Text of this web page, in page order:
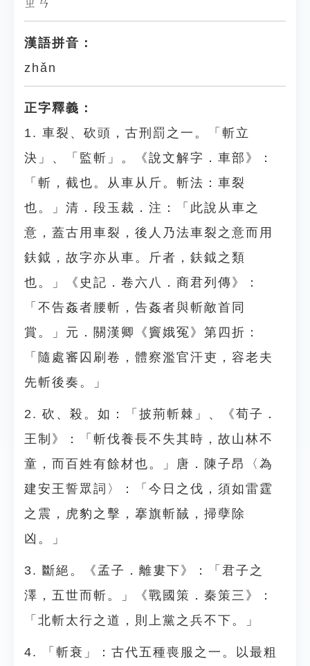
ㄓㄢˇ
漢語拼音：
zhǎn
正字釋義：
1. 車裂、砍頭，古刑罰之一。「斬立
決」、「監斬」。《說文解字．車部》：
「斬，截也。从車从斤。斬法：車裂
也。」清．段玉裁．注：「此說从車之
意，蓋古用車裂，後人乃法車裂之意而用
鈇鉞，故字亦从車。斤者，鈇鉞之類
也。」《史記．卷六八．商君列傳》：
「不告姦者腰斬，告姦者與斬敵首同
賞。」元．關漢卿《竇娥冤》第四折：
「隨處審囚刷卷，體察濫官汗吏，容老夫
先斬後奏。」
2. 砍、殺。如：「披荊斬棘」、《荀子．
王制》：「斬伐養長不失其時，故山林不
童，而百姓有餘材也。」唐．陳子昂〈為
建安王誓眾詞〉：「今日之伐，須如雷霆
之震，虎豹之擊，搴旗斬馘，掃孽除
凶。」
3. 斷絕。《孟子．離婁下》：「君子之
澤，五世而斬。」《戰國策．秦策三》：
「北斬太行之道，則上黨之兵不下。」
4. 「斬衰」：古代五種喪服之一。以最粗